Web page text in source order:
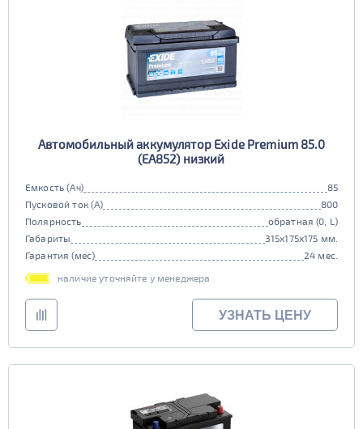
Автомобильный аккумулятор Exide Premium 85.0
(EA852) низкий
Емкость (Ач)
85
Пусковой ток (А)
800
Полярность
обратная (0, L)
Габариты
315x175x175 мм.
Гарантия (мес)
24 мес.
наличие уточняйте у менеджера
УЗНАТЬ ЦЕНУ